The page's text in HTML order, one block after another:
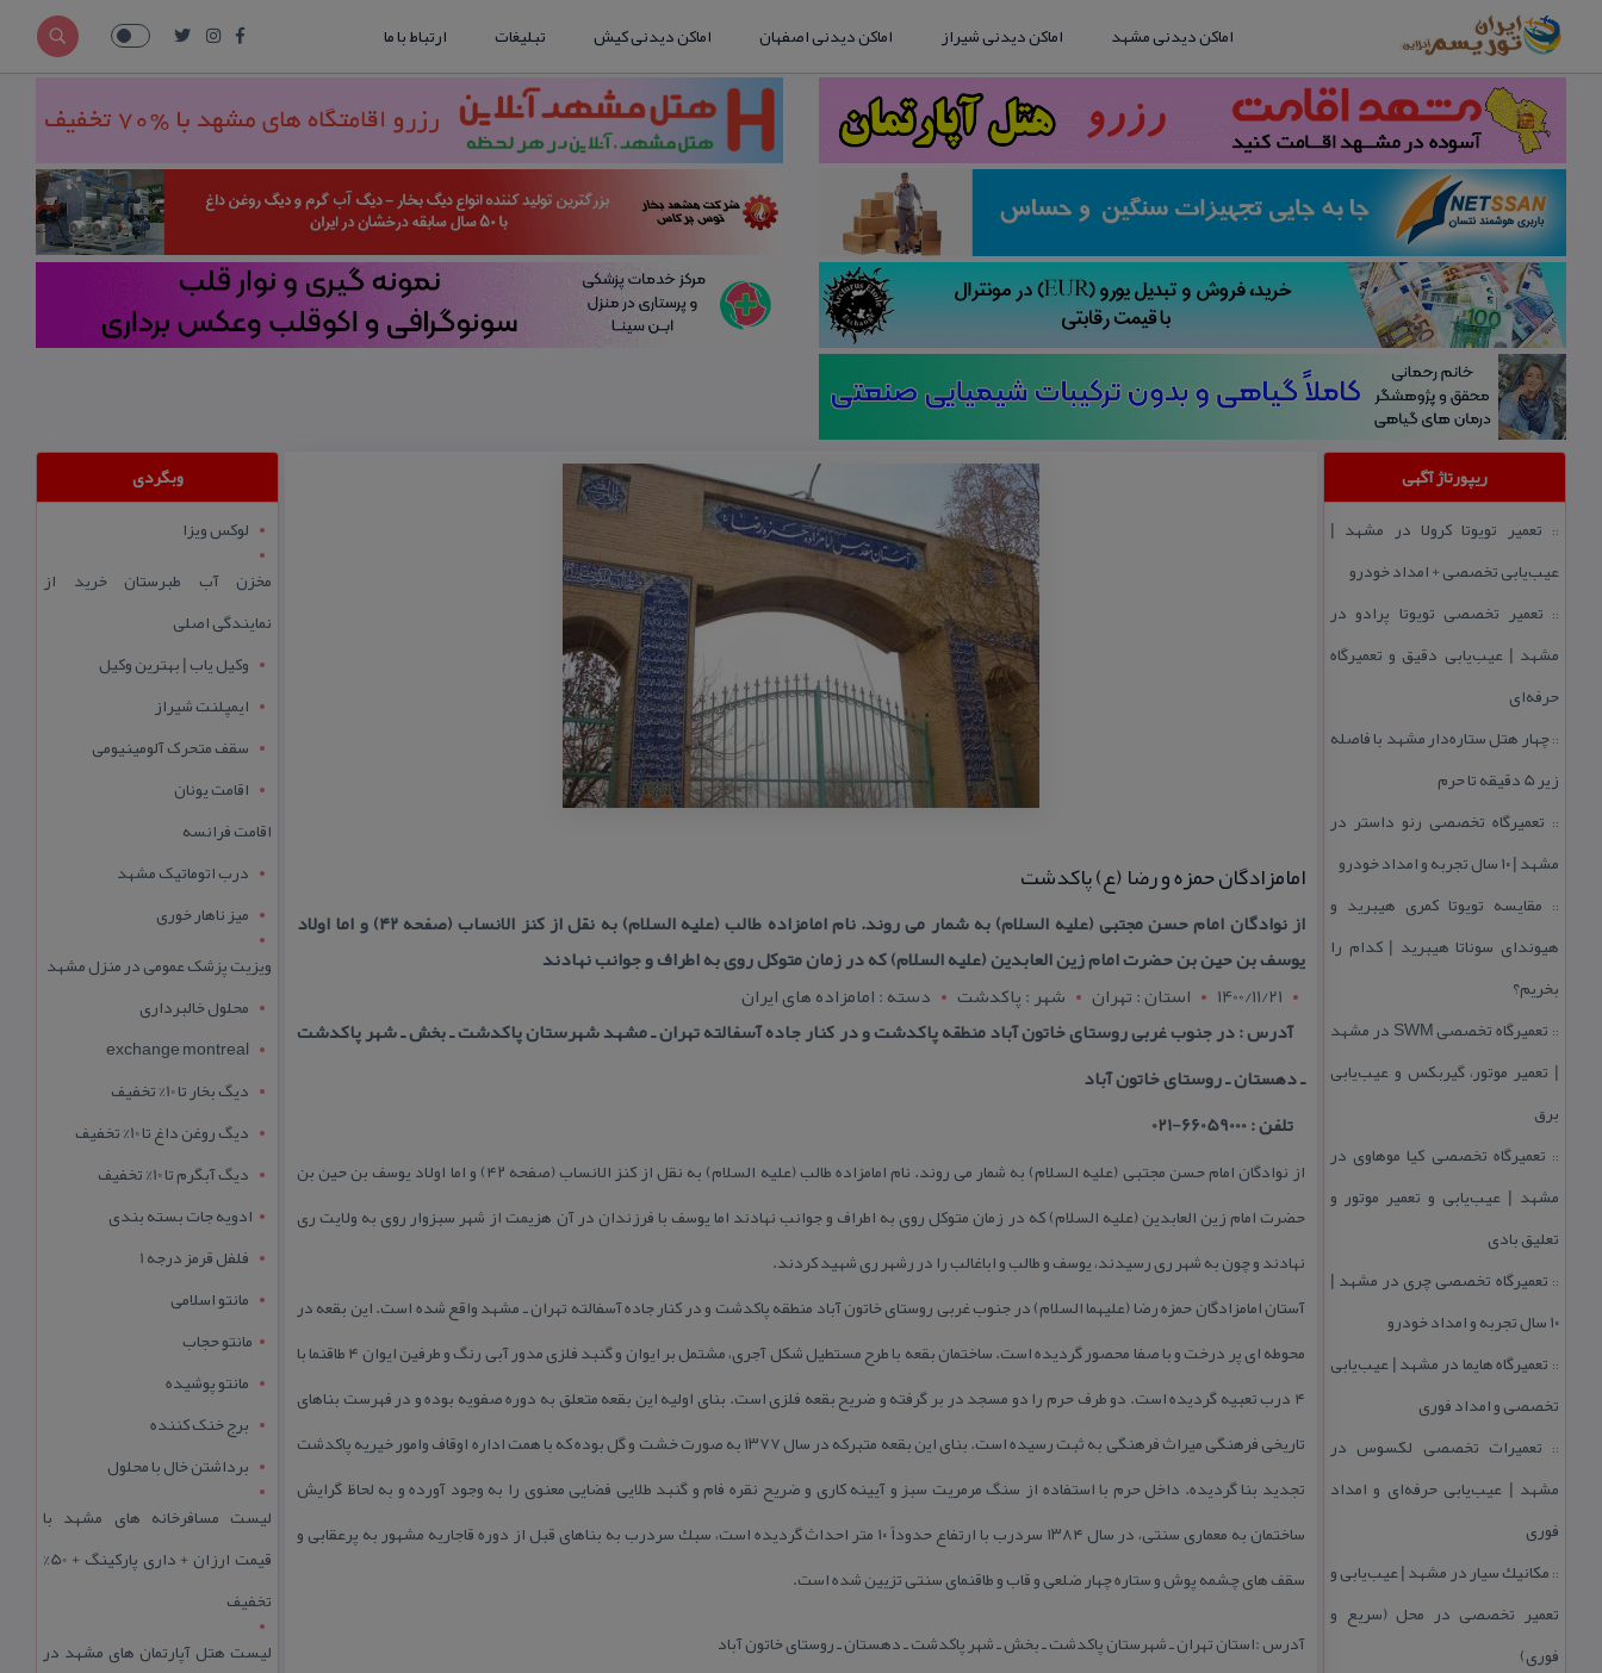
اماکن دیدنی مشهد اماکن دیدنی شیراز اماکن دیدنی اصفهان اماکن دیدنی کیش تبلیغات ارتباط با ما
ریپورتاژ آگهی
:: تعمیر تویوتا كرولا در مشهد |
عیب‌یابی تخصصی + امداد خودرو
:: تعمیر تخصصی تویوتا پرادو در
مشهد | عیب‌یابی دقیق و تعمیرگاه
حرفه‌ای
::چهار هتل‌ ستاره‌دار مشهد با فاصله
زیر 5 دقیقه تا حرم
:: تعمیرگاه تخصصی رنو داستر در
مشهد | ۱۰ سال تجربه و امداد خودرو
:: مقایسه تویوتا كمری هیبرید و
هیوندای سوناتا هیبرید | كدام را
بخریم؟
::
تعمیرگاه تخصصی SWM در مشهد
| تعمیر موتور، گیربكس و عیب‌یابی
برق
:: تعمیرگاه تخصصی كیا موهاوی در
مشهد | عیب‌یابی و تعمیر موتور و
تعلیق بادی
:: تعمیرگاه تخصصی چری در مشهد |
۱۰ سال تجربه و امداد خودرو
:: تعمیرگاه هایما در مشهد | عیب‌یابی
تخصصی و امداد فوری
:: تعمیرات تخصصی لكسوس در
مشهد | عیب‌یابی حرفه‌ای و امداد
فوری
:: مكانیك سیار در مشهد | عیب‌یابی و
تعمیر تخصصی در محل (سریع و
فوری)
امامزادگان حمزه و رضا (ع) پاكدشت
از نوادگان امام حسن مجتبی (علیه السلام) به شمار می روند. نام امامزاده طالب (علیه السلام) به نقل از كنز الانساب (صفحه ۴۲) و اما اولاد
یوسف بن حین بن حضرت امام زین العابدین (علیه السلام) كه در زمان متوكل روی به اطراف و جوانب نهادند
1400/11/21
استان : تهران شهر : پاکدشت
دسته : امامزاده های ایران
آدرس : در جنوب غربی روستای خاتون آباد منطقه پاكدشت و در كنار جاده آسفالته تهران ـ مشهد شهرستان پاكدشت ـ بخش ـ شهر پاكدشت
ـ دهستان ـ روستای خاتون آباد
تلفن : 66059000-021
از نوادگان امام حسن مجتبی (علیه السلام) به شمار می روند. نام امامزاده طالب (علیه السلام) به نقل از كنز الانساب (صفحه ۴۲) و اما اولاد یوسف بن حین بن
حضرت امام زین العابدین (علیه السلام) كه در زمان متوكل روی به اطراف و جوانب نهادند اما یوسف با فرزندان در آن هزیمت از شهر سبزوار روی به ولایت ری
نهادند و چون به شهر ری رسیدند، یوسف و طالب و اباغالب را در رشهر ری شهید كردند.
آستان امامزادگان حمزه رضا (علیهما السلام) در جنوب غربی روستای خاتون آباد منطقه پاكدشت و در كنار جاده آسفالته تهران ـ مشهد واقع شده است. این بقعه در
محوطه ای پر درخت و با صفا محصور گردیده است. ساختمان بقعه با طرح مستطیل شكل آجری، مشتمل بر ایوان و گنبد فلزی مدور آبی رنگ و طرفین ایوان ۴ طاقنما با
۴ درب تعبیه گردیده است. دو طرف حرم را دو مسجد در بر گرفته و ضریح بقعه فلزی است. بنای اولیه این بقعه متعلق به دوره صفویه بوده و در فهرست بناهای
تاریخی فرهنگی میراث فرهنگی به ثبت رسیده است. بنای این بقعه متبركه در سال ۱۳۷۷ به صورت خشت و گل بوده كه با همت اداره اوقاف وامور خیریه پاكدشت
تجدید بنا گردیده. داخل حرم با استفاده از سنگ مرمریت سبز و آیینه كاری و ضریح نقره فام و گنبد طلایی فضایی معنوی را به وجود آورده و به لحاظ گرایش
ساختمان به معماری سنتی، در سال ۱۳۸۴ سردرب با ارتفاع حدوداً ۱۰ متر احداث گردیده است، سبك سردرب به بناهای قبل از دوره قاجاریه مشهور به پرعقابی و
سقف های چشمه پوش و ستاره چهار ضلعی و قاب و طاقنمای سنتی تزیین شده است.
آدرس :استان تهران ـ شهرستان پاكدشت ـ بخش ـ شهر پاكدشت ـ دهستان ـ روستای خاتون آباد
وبگردی
لوکس ویزا
مخزن آب طبرستان خرید از
نمایندگی اصلی
وکیل یاب | بهترین وکیل
ایمپلنت شیراز
سقف متحرک آلومینیومی
اقامت یونان
اقامت فرانسه
درب اتوماتیک مشهد
میز ناهار خوری
ویزیت پزشک عمومی در منزل مشهد
محلول خالبرداری
exchange montreal
دیگ بخار تا 10% تخفیف
دیگ روغن داغ تا 10% تخفیف
دیگ آبگرم تا 10% تخفیف
ادویه جات بسته بندی
فلفل قرمز درجه 1
مانتو اسلامی
مانتو حجاب
مانتو پوشیده
برج خنک کننده
برداشتن خال با محلول
لیست مسافرخانه های مشهد با
قیمت ارزان + داری پارکینگ + 50%
تخفیف
لیست هتل آپارتمان های مشهد در